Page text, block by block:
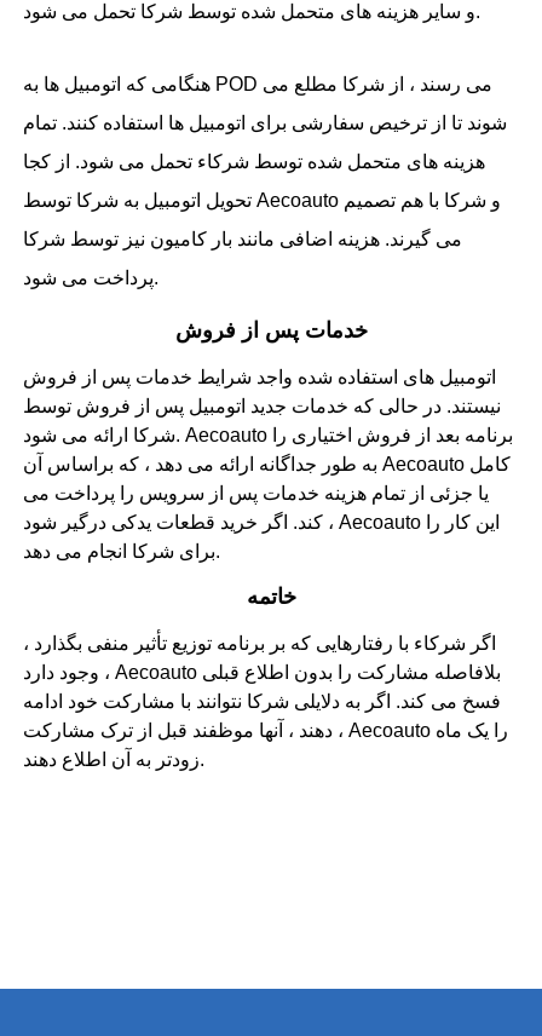
و سایر هزینه های متحمل شده توسط شرکا تحمل می شود.
هنگامی که اتومبیل ها به POD می رسند ، از شرکا مطلع می
شوند تا از ترخیص سفارشی برای اتومبیل ها استفاده کنند. تمام
هزینه های متحمل شده توسط شرکاء تحمل می شود. از کجا
تحویل اتومبیل به شرکا توسط Aecoauto و شرکا با هم تصمیم
می گیرند. هزینه اضافی مانند بار کامیون نیز توسط شرکا
پرداخت می شود.
خدمات پس از فروش
اتومبیل های استفاده شده واجد شرایط خدمات پس از فروش
نیستند. در حالی که خدمات جدید اتومبیل پس از فروش توسط
شرکا ارائه می شود. Aecoauto برنامه بعد از فروش اختیاری را
به طور جداگانه ارائه می دهد ، که براساس آن Aecoauto کامل
یا جزئی از تمام هزینه خدمات پس از سرویس را پرداخت می
کند. اگر خرید قطعات یدکی درگیر شود ، Aecoauto این کار را
برای شرکا انجام می دهد.
خاتمه
اگر شرکاء با رفتارهایی که بر برنامه توزیع تأثیر منفی بگذارد ،
وجود دارد ، Aecoauto بلافاصله مشارکت را بدون اطلاع قبلی
فسخ می کند. اگر به دلایلی شرکا نتوانند با مشارکت خود ادامه
دهند ، آنها موظفند قبل از ترک مشارکت ، Aecoauto را یک ماه
زودتر به آن اطلاع دهند.